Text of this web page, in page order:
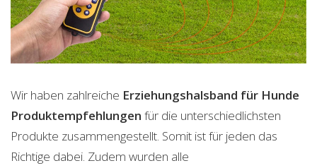
Wir haben zahlreiche Erziehungshalsband für Hunde
Produktempfehlungen für die unterschiedlichsten
Produkte zusammengestellt. Somit ist für jeden das
Richtige dabei. Zudem wurden alle